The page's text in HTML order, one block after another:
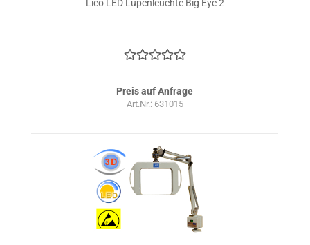
Lico LED Lupenleuchte Big Eye 2
Preis auf Anfrage
Art.Nr.: 631015